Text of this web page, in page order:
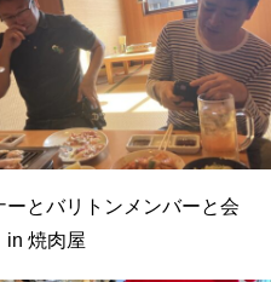
ーとバリトンメンバーと会
焼肉屋